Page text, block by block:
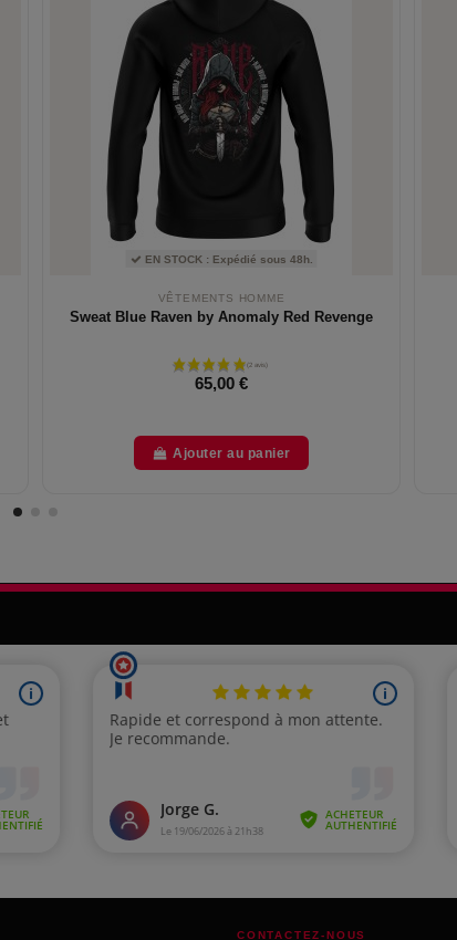
EN STOCK : Expédié sous 48h.
VÊTEMENTS HOMME
Sweat Blue Raven by Anomaly Red Revenge
65,00 €
Ajouter au panier
CONTACTEZ-NOUS